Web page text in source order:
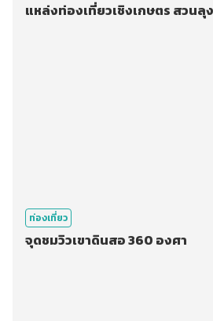
แหล่งท่องเที่ยวเชิงเกษตร สวนลุ
ท่องเที่ยว
จุดชมวิวเขาดินสอ 360 องศา